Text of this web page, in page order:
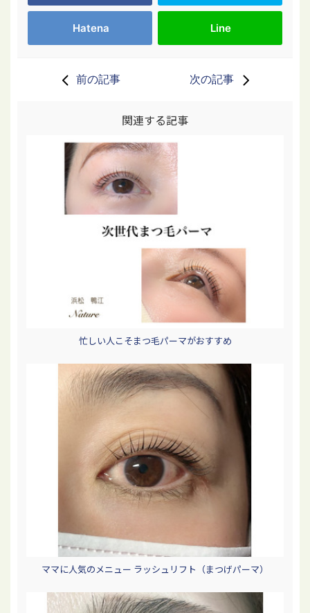
Hatena Line
前の記事 次の記事
関連する記事
忙しい人こそまつ毛パーマがおすすめ
ママに人気のメニュー ラッシュリフト（まつげパーマ）